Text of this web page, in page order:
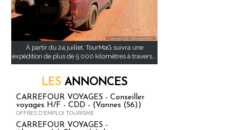
À partir du 24 juillet, TourMaG suivra une
expédition de plus de 5 000 kilomètres à travers...
LES ANNONCES
CARREFOUR VOYAGES - Conseiller
voyages H/F - CDD - (Vannes (56))
OFFRES D'EMPLOI TOURISME
CARREFOUR VOYAGES -